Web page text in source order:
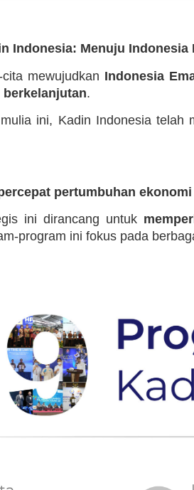
Indonesia: Menuju Indonesia
mewujudkan Indonesia
.
ini, Kadin Indonesia telah
pertumbuhan
ini dirancang untuk
program ini fokus pada